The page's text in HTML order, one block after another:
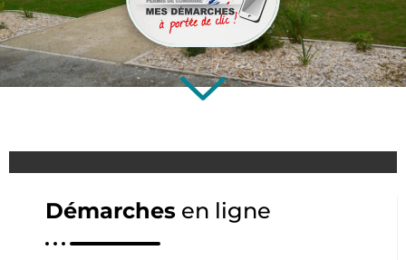
Démarches en ligne